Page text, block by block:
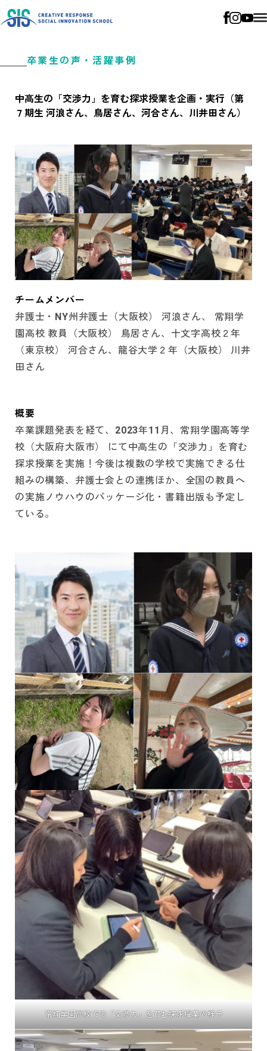
卒業生の声・活躍事例
中高生の「交渉力」を育む探求授業を企画・実行（第
７期生 河浪さん、鳥居さん、河合さん、川井田さん）
チームメンバー
弁護士・NY州弁護士（大阪校） 河浪さん、 常翔学
園高校 教員（大阪校） 鳥居さん、十文字高校２年
（東京校） 河合さん、龍谷大学２年（大阪校） 川井
田さん
概要
卒業課題発表を経て、2023年11月、常翔学園高等学
校（大阪府大阪市） にて中高生の「交渉力」を育む
探求授業を実施！今後は複数の学校で実施できる仕
組みの構築、弁護士会との連携ほか、全国の教員へ
の実施ノウハウのパッケージ化・書籍出版も予定し
ている。
常翔学園高校での「交渉力」を育む探求授業の様子